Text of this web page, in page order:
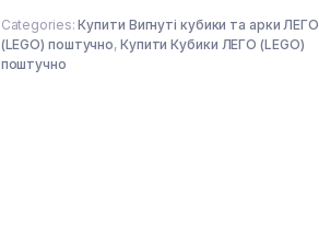
Categories:Купити Вигнуті кубики та арки ЛЕГО
(LEGO) поштучно, Купити Кубики ЛЕГО (LEGO)
поштучно